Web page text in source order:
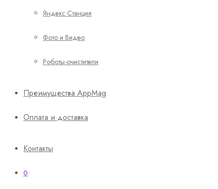
Яндекс Станция
Фото и Видео
Роботы-очистители
Преимущества AppMag
Оплата и доставка
Контакты
0